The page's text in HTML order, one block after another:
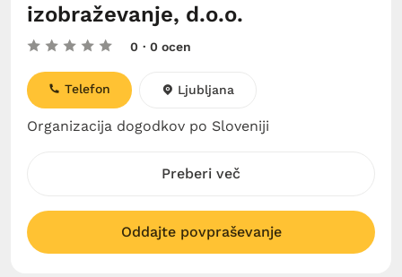
izobraževanje, d.o.o.
0 · 0 ocen
Organizacija dogodkov po Sloveniji
Telefon Ljubljana
Preberi več
Oddajte povpraševanje